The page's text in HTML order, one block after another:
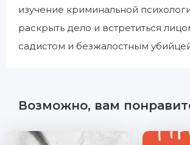
изучение криминальной
раскрыть дело и встретиться
садистом и безжалостным
Возможно, вам